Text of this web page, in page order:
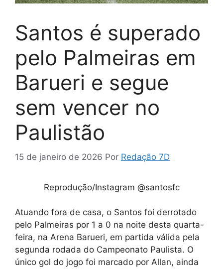
Santos é superado
pelo Palmeiras em
Barueri e segue
sem vencer no
Paulistão
15 de janeiro de 2026 Por Redação 7D
Reprodução/Instagram @santosfc
Atuando fora de casa, o Santos foi derrotado
pelo Palmeiras por 1 a 0 na noite desta quarta-
feira, na Arena Barueri, em partida válida pela
segunda rodada do Campeonato Paulista. O
único gol do jogo foi marcado por Allan, ainda